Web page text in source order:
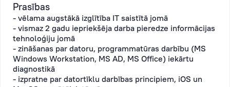
Prasības
- vēlama augstākā izglītība IT saistītā jomā
- vismaz 2 gadu iepriekšēja darba pieredze informācijas
tehnoloģiju jomā
- zināšanas par datoru, programmatūras darbību (MS
Windows Workstation, MS AD, MS Office) iekārtu
diagnostikā
- izpratne par datortīklu darbības principiem, iOS un